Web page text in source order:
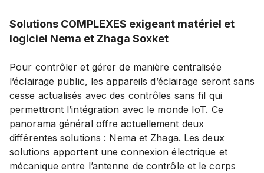
Solutions COMPLEXES exigeant matériel et
logiciel Nema et Zhaga Soxket
Pour contrôler et gérer de manière centralisée
l’éclairage public, les appareils d’éclairage seront sans
cesse actualisés avec des contrôles sans fil qui
permettront l’intégration avec le monde IoT. Ce
panorama général offre actuellement deux
différentes solutions : Nema et Zhaga. Les deux
solutions apportent une connexion électrique et
mécanique entre l’antenne de contrôle et le corps